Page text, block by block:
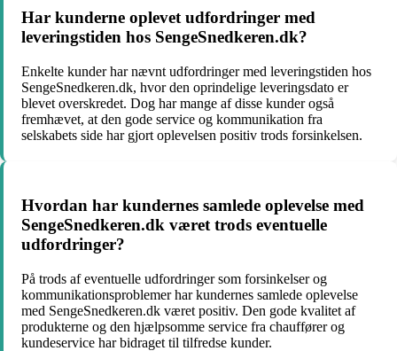
Har kunderne oplevet udfordringer med
leveringstiden hos SengeSnedkeren.dk?
Enkelte kunder har nævnt udfordringer med leveringstiden hos
SengeSnedkeren.dk, hvor den oprindelige leveringsdato er
blevet overskredet. Dog har mange af disse kunder også
fremhævet, at den gode service og kommunikation fra
selskabets side har gjort oplevelsen positiv trods forsinkelsen.
Hvordan har kundernes samlede oplevelse med
SengeSnedkeren.dk været trods eventuelle
udfordringer?
På trods af eventuelle udfordringer som forsinkelser og
kommunikationsproblemer har kundernes samlede oplevelse
med SengeSnedkeren.dk været positiv. Den gode kvalitet af
produkterne og den hjælpsomme service fra chauffører og
kundeservice har bidraget til tilfredse kunder.